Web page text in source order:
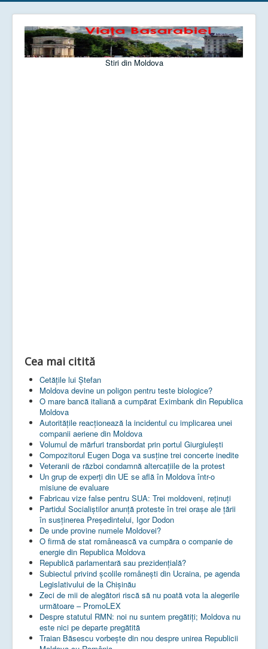
Stiri din Moldova
Cea mai citită
Cetățile lui Ștefan
Moldova devine un poligon pentru teste biologice?
O mare bancă italiană a cumpărat Eximbank din Republica
Moldova
Autoritățile reacționează la incidentul cu implicarea unei
companii aeriene din Moldova
Volumul de mărfuri transbordat prin portul Giurgiulești
Compozitorul Eugen Doga va susţine trei concerte inedite
Veteranii de război condamnă altercaţiile de la protest
Un grup de experţi din UE se află în Moldova într-o
misiune de evaluare
Fabricau vize false pentru SUA: Trei moldoveni, reținuți
Partidul Socialiștilor anunță proteste în trei orașe ale țării
în susținerea Președintelui, Igor Dodon
De unde provine numele Moldovei?
O firmă de stat românească va cumpăra o companie de
energie din Republica Moldova
Republică parlamentară sau prezidențială?
Subiectul privind şcolile româneşti din Ucraina, pe agenda
Legislativului de la Chişinău
Zeci de mii de alegători riscă să nu poată vota la alegerile
următoare – PromoLEX
Despre statutul RMN: noi nu suntem pregătiți; Moldova nu
este nici pe departe pregătită
Traian Băsescu vorbește din nou despre unirea Republicii